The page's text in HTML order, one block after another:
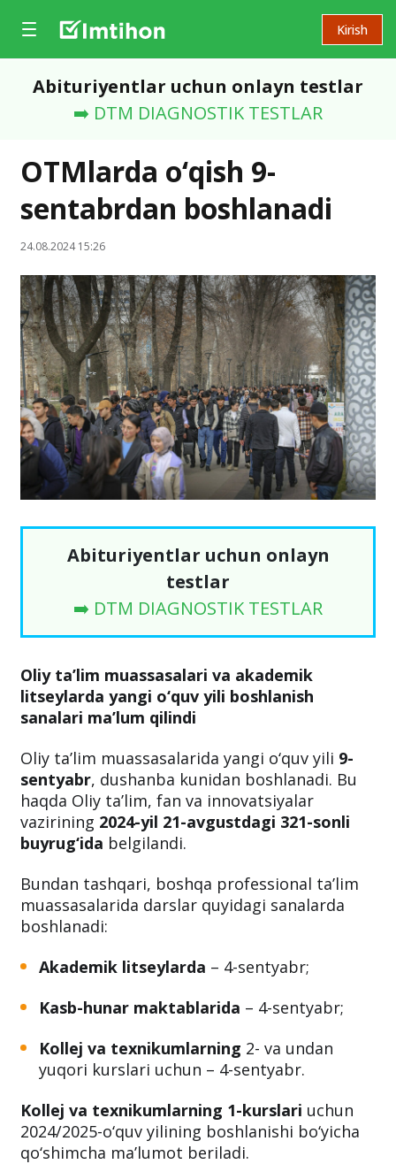
Kirish
Abituriyentlar uchun onlayn testlar
➡️ DTM DIAGNOSTIK TESTLAR
OTMlarda o‘qish 9-
sentabrdan boshlanadi
24.08.2024 15:26
Abituriyentlar uchun onlayn
testlar
➡️ DTM DIAGNOSTIK TESTLAR
Oliy ta’lim muassasalari va akademik
litseylarda yangi o‘quv yili boshlanish
sanalari ma’lum qilindi
Oliy ta’lim muassasalarida yangi o‘quv yili 9-
sentyabr, dushanba kunidan boshlanadi. Bu
haqda Oliy ta’lim, fan va innovatsiyalar
vazirining 2024-yil 21-avgustdagi 321-sonli
buyrug‘ida belgilandi.
Bundan tashqari, boshqa professional ta’lim
muassasalarida darslar quyidagi sanalarda
boshlanadi:
Akademik litseylarda – 4-sentyabr;
Kasb-hunar maktablarida – 4-sentyabr;
Kollej va texnikumlarning 2- va undan
yuqori kurslari uchun – 4-sentyabr.
Kollej va texnikumlarning 1-kurslari uchun
2024/2025-o‘quv yilining boshlanishi bo‘yicha
qo‘shimcha ma’lumot beriladi.